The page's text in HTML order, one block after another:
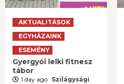
AKTUALITÁSOK
EGYHÁZAINK
ESEMÉNY
Gyergyói lelki fitnesz
tábor
1 day ago Szilágysági